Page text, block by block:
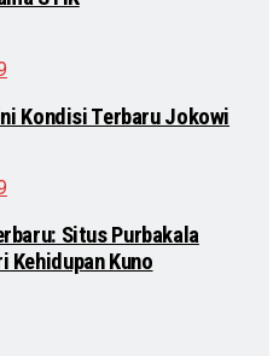
Kondisi Terbaru Jokowi
Situs Purbakala
Kehidupan Kuno